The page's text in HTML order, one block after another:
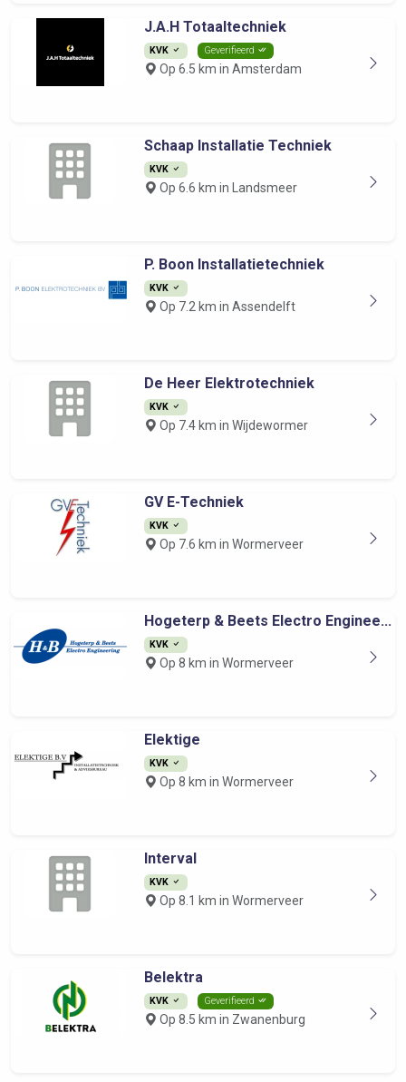
J.A.H Totaaltechniek
KVK Geverifieerd
Op 6.5 km in Amsterdam
Schaap Installatie Techniek
KVK
Op 6.6 km in Landsmeer
P. Boon Installatietechniek
KVK
Op 7.2 km in Assendelft
De Heer Elektrotechniek
KVK
Op 7.4 km in Wijdewormer
GV E-Techniek
KVK
Op 7.6 km in Wormerveer
Hogeterp & Beets Electro Enginee...
KVK
Op 8 km in Wormerveer
Elektige
KVK
Op 8 km in Wormerveer
Interval
KVK
Op 8.1 km in Wormerveer
Belektra
KVK Geverifieerd
Op 8.5 km in Zwanenburg